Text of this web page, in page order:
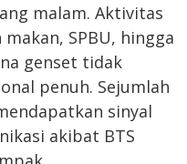
malam. Aktivitas
SPBU, hingga
genset tidak
penuh. Sejumlah
sinyal
akibat BTS